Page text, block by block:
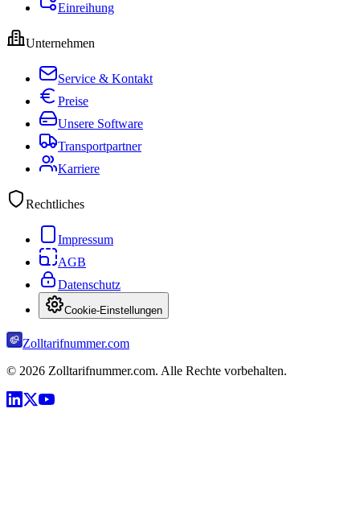
Einreihung
Unternehmen
Service & Kontakt
Preise
Unsere Software
Transportpartner
Karriere
Rechtliches
Impressum
AGB
Datenschutz
Cookie-Einstellungen
Zolltarifnummer.com
© 2026 Zolltarifnummer.com. Alle Rechte vorbehalten.